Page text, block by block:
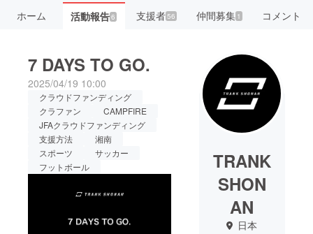
ホーム 活動報告6 支援者56 仲間募集 1 コメント
7 DAYS TO GO.
2025/04/19 10:00
クラウドファンディング
クラファン
CAMPFIRE
JFAクラウドファンディング
支援方法
湘南
スポーツ
サッカー
フットボール
TRANK
SHON
AN
日本